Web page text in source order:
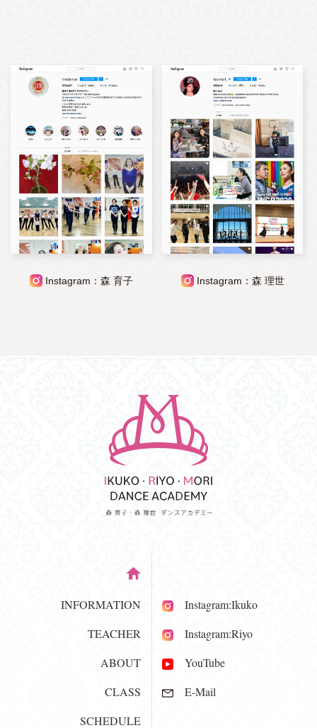
Instagram：森 育子 Instagram：森 理世
INFORMATION
TEACHER
ABOUT
CLASS
SCHEDULE
Instagram:Ikuko
Instagram:Riyo
YouTube
E-Mail